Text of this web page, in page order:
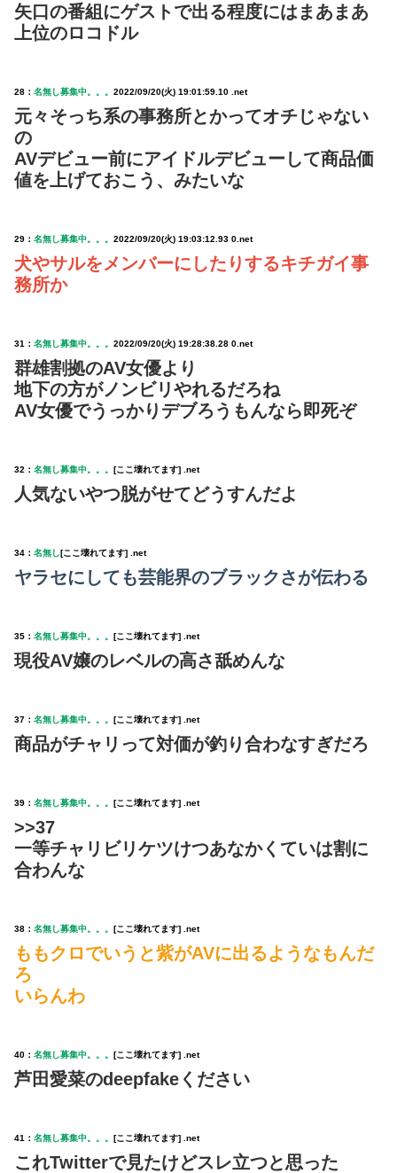
矢口の番組にゲストで出る程度にはまあまあ
上位のロコドル
28： 名無し募集中。。。 2022/09/20(火) 19:01:59.10 .net
元々そっち系の事務所とかってオチじゃない
の
AVデビュー前にアイドルデビューして商品価
値を上げておこう、みたいな
29： 名無し募集中。。。 2022/09/20(火) 19:03:12.93 0.net
犬やサルをメンバーにしたりするキチガイ事
務所か
31： 名無し募集中。。。 2022/09/20(火) 19:28:38.28 0.net
群雄割拠のAV女優より
地下の方がノンビリやれるだろね
AV女優でうっかりデブろうもんなら即死ぞ
32： 名無し募集中。。。 [ここ壊れてます] .net
人気ないやつ脱がせてどうすんだよ
34： 名無し[ここ壊れてます] .net
ヤラセにしても芸能界のブラックさが伝わる
35： 名無し募集中。。。 [ここ壊れてます] .net
現役AV嬢のレベルの高さ舐めんな
37： 名無し募集中。。。 [ここ壊れてます] .net
商品がチャリって対価が釣り合わなすぎだろ
39： 名無し募集中。。。 [ここ壊れてます] .net
>>37
一等チャリビリケツけつあなかくていは割に
合わんな
38： 名無し募集中。。。 [ここ壊れてます] .net
ももクロでいうと紫がAVに出るようなもんだ
ろ
いらんわ
40： 名無し募集中。。。 [ここ壊れてます] .net
芦田愛菜のdeepfakeください
41： 名無し募集中。。。 [ここ壊れてます] .net
これTwitterで見たけどスレ立つと思った